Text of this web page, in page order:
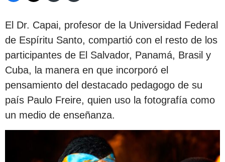
El Dr. Capai, profesor de la Universidad Federal
de Espíritu Santo, compartió con el resto de los
participantes de El Salvador, Panamá, Brasil y
Cuba, la manera en que incorporó el
pensamiento del destacado pedagogo de su
país Paulo Freire, quien uso la fotografía como
un medio de enseñanza.